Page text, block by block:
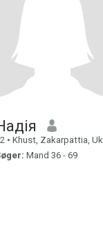
• Khust, Zakarpattia, Ukraine
Mand 36 - 69